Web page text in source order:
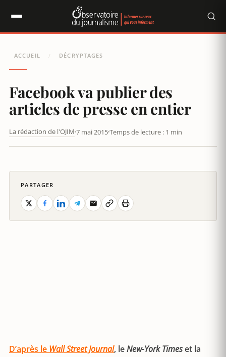
ACCUEIL / DÉCRYPTAGES
Facebook va publier des
articles de presse en entier
La rédaction de l'OJIM 7 mai 2015Temps de lecture : 1 min
D’après le Wall Street Journal, leNew-York Timeset la
PARTAGER
Panneau de gestion des cookies